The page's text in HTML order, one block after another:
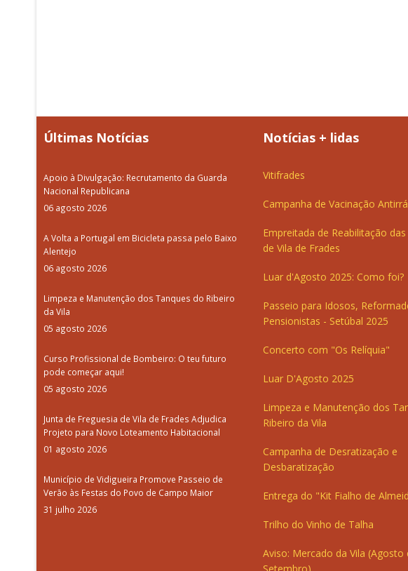
Últimas Notícias
Apoio à Divulgação: Recrutamento da Guarda
Nacional Republicana
06 agosto 2026
A Volta a Portugal em Bicicleta passa pelo Baixo
Alentejo
06 agosto 2026
Limpeza e Manutenção dos Tanques do Ribeiro
da Vila
05 agosto 2026
Curso Profissional de Bombeiro: O teu futuro
pode começar aqui!
05 agosto 2026
Junta de Freguesia de Vila de Frades Adjudica
Projeto para Novo Loteamento Habitacional
01 agosto 2026
Município de Vidigueira Promove Passeio de
Verão às Festas do Povo de Campo Maior
31 julho 2026
Notícias + lidas
Vitifrades
Campanha de Vacinação
Empreitada de Reabilitação
de Vila de Frades
Luar d'Agosto 2025: Como foi?
Passeio para Idosos,
Pensionistas - Setúbal 2025
Concerto com "Os Relíquia"
Luar D'Agosto 2025
Limpeza e Manutenção dos
Ribeiro da Vila
Campanha de Desratização e
Desbaratização
Entrega do "Kit Fialho de
Trilho do Vinho de Talha
Aviso: Mercado da Vila (Agosto
Setembro)